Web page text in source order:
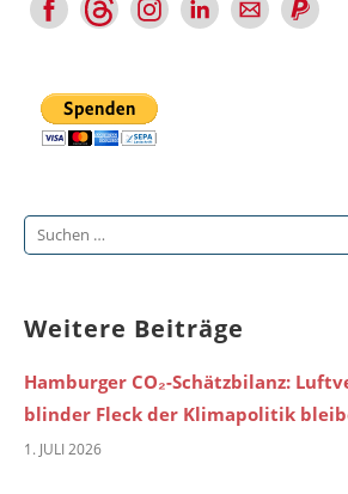
Suchen
Weitere Beiträge
Hamburger CO₂-Schätzbilanz:
blinder Fleck der Klimapolitik
1. JULI 2026